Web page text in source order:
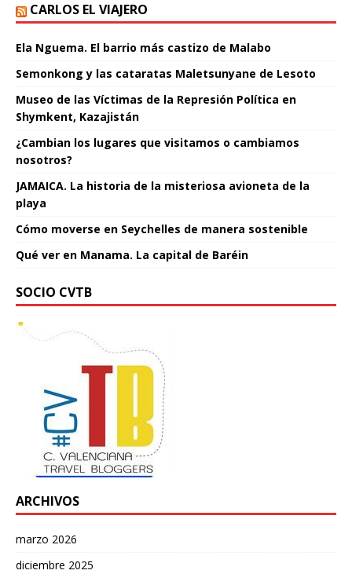
CARLOS EL VIAJERO
Ela Nguema. El barrio más castizo de Malabo
Semonkong y las cataratas Maletsunyane de Lesoto
Museo de las Víctimas de la Represión Política en
Shymkent, Kazajistán
¿Cambian los lugares que visitamos o cambiamos
nosotros?
JAMAICA. La historia de la misteriosa avioneta de la
playa
Cómo moverse en Seychelles de manera sostenible
Qué ver en Manama. La capital de Baréin
SOCIO CVTB
ARCHIVOS
marzo 2026
diciembre 2025